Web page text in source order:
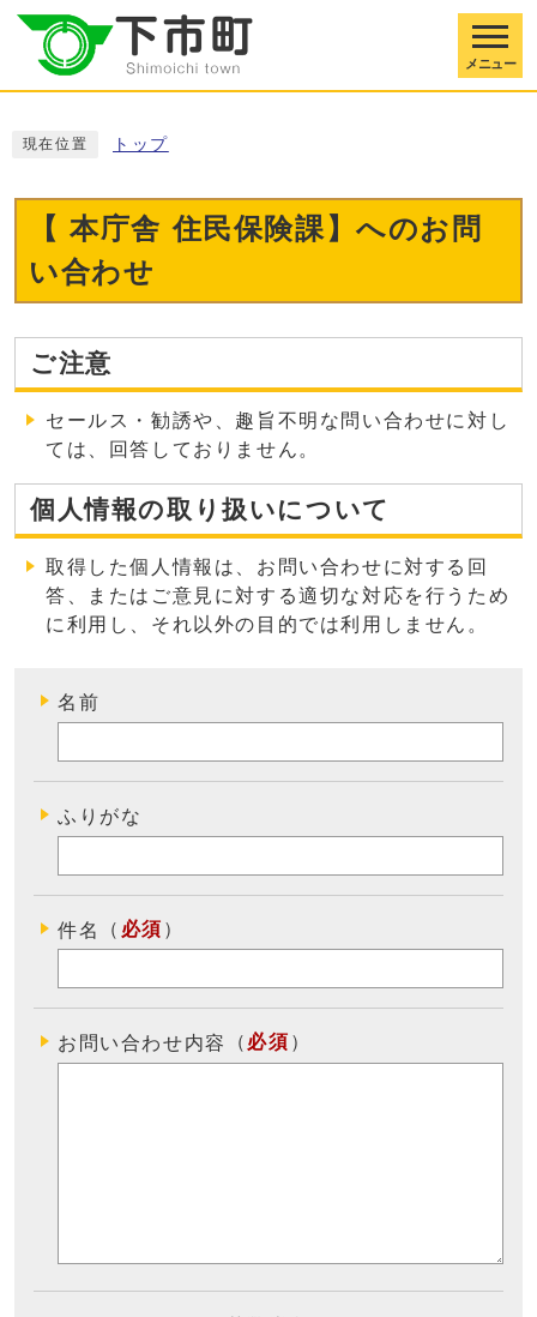
メニュー
現在位置 トップ
【 本庁舎 住民保険課】へのお問
い合わせ
ご注意
セールス・勧誘や、趣旨不明な問い合わせに対し
ては、回答しておりません。
個人情報の取り扱いについて
取得した個人情報は、お問い合わせに対する回
答、またはご意見に対する適切な対応を行うため
に利用し、それ以外の目的では利用しません 。
名前
ふりがな
件名 （ 必須 ）
お問い合わせ内容 （ 必須 ）